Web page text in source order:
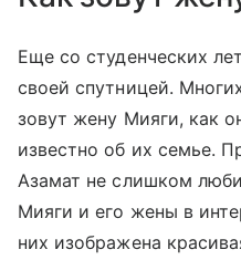
Еще со студенческих
своей спутницей.
зовут жену Мияги, как
известно об их семье.
Азамат не слишком
Мияги и его жены в
них изображена